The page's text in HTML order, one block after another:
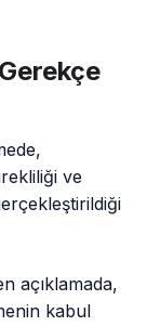
ve
açıklamada,
kabul